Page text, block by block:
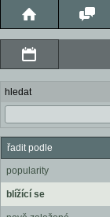
hledat
řadit podle
popularity
blížící se